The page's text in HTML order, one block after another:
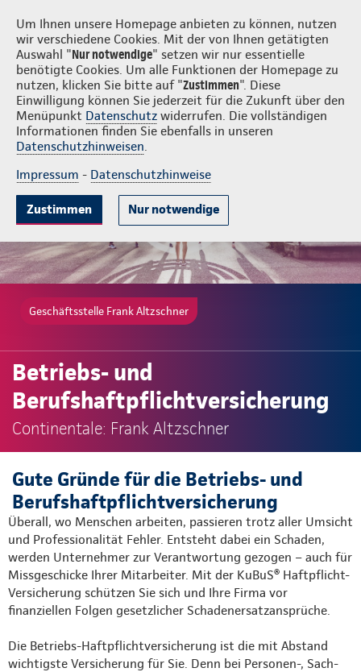
Um Ihnen unsere Homepage anbieten zu können, nutzen
wir verschiedene Cookies. Mit der von Ihnen getätigten
Auswahl "Nur notwendige" setzen wir nur essentielle
benötigte Cookies. Um alle Funktionen der Homepage zu
nutzen, klicken Sie bitte auf "Zustimmen". Diese
Einwilligung können Sie jederzeit für die Zukunft über den
Menüpunkt Datenschutz widerrufen. Die vollständigen
Informationen finden Sie ebenfalls in unseren
Datenschutzhinweisen.
Impressum - Datenschutzhinweise
Zustimmen Nur notwendige
Frank Altzschner Login
Gute Gründe Tarife & Leistungen Wissenswertes Beratung &
Geschäftsstelle Frank Altzschner
Betriebs- und
Berufshaftpflichtversicherung
Continentale: Frank Altzschner
Gute Gründe für die Betriebs- und
Berufshaftpflichtversicherung
Überall, wo Menschen arbeiten, passieren trotz aller Umsicht
und Professionalität Fehler. Entsteht dabei ein Schaden,
werden Unternehmer zur Verantwortung gezogen – auch für
Missgeschicke Ihrer Mitarbeiter. Mit der KuBuS® Haftpflicht-
Versicherung schützen Sie sich und Ihre Firma vor
finanziellen Folgen gesetzlicher Schadenersatzansprüche.
Die Betriebs-Haftpflichtversicherung ist die mit Abstand
wichtigste Versicherung für Sie. Denn bei Personen-, Sach-